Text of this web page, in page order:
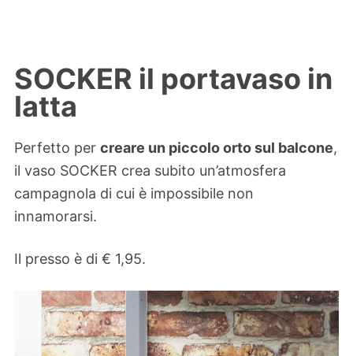
SOCKER il portavaso in
latta
Perfetto per creare un piccolo orto sul balcone,
il vaso SOCKER crea subito un’atmosfera
campagnola di cui è impossibile non
innamorarsi.
Il presso è di € 1,95.